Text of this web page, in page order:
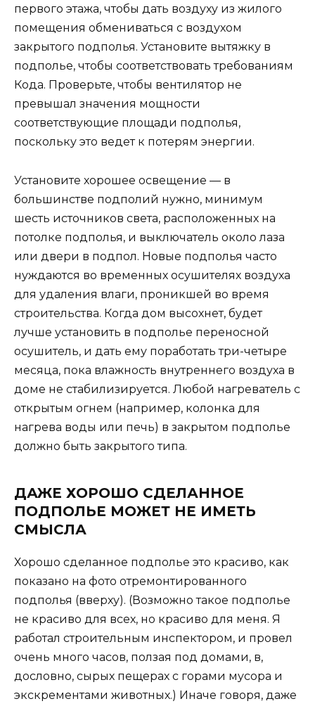
первого этажа, чтобы дать воздуху из жилого
помещения обмениваться с воздухом
закрытого подполья. Установите вытяжку в
подполье, чтобы соответствовать требованиям
Кода. Проверьте, чтобы вентилятор не
превышал значения мощности
соответствующие площади подполья,
поскольку это ведет к потерям энергии.
Установите хорошее освещение — в
большинстве подполий нужно, минимум
шесть источников света, расположенных на
потолке подполья, и выключатель около лаза
или двери в подпол. Новые подполья часто
нуждаются во временных осушителях воздуха
для удаления влаги, проникшей во время
строительства. Когда дом высохнет, будет
лучше установить в подполье переносной
осушитель, и дать ему поработать три-четыре
месяца, пока влажность внутреннего воздуха в
доме не стабилизируется. Любой нагреватель с
открытым огнем (например, колонка для
нагрева воды или печь) в закрытом подполье
должно быть закрытого типа.
ДАЖЕ ХОРОШО СДЕЛАННОЕ
ПОДПОЛЬЕ МОЖЕТ НЕ ИМЕТЬ
СМЫСЛА
Хорошо сделанное подполье это красиво, как
показано на фото отремонтированного
подполья (вверху). (Возможно такое подполье
не красиво для всех, но красиво для меня. Я
работал строительным инспектором, и провел
очень много часов, ползая под домами, в,
дословно, сырых пещерах с горами мусора и
экскрементами животных.) Иначе говоря, даже